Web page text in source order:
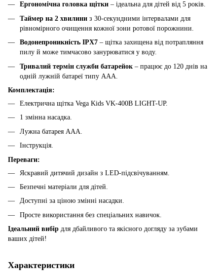
Ергономічна головка щітки – ідеальна для дітей від 5 років.
Таймер на 2 хвилини з 30-секундними інтервалами для
рівномірного очищення кожної зони ротової порожнини.
Водонепроникність IPX7 – щітка захищена від потрапляння
пилу й може тимчасово занурюватися у воду.
Тривалий термін служби батарейок – працює до 120 днів на
одній лужній батареї типу AAA.
Комплектація:
Електрична щітка Vega Kids VK-400B LIGHT-UP.
1 змінна насадка.
Лужна батарея AAA.
Інструкція.
Переваги:
Яскравий дитячий дизайн з LED-підсвічуванням.
Безпечні матеріали для дітей.
Доступні за ціною змінні насадки.
Просте використання без спеціальних навичок.
Ідеальний вибір для дбайливого та якісного догляду за зубами
ваших дітей!
Характеристики